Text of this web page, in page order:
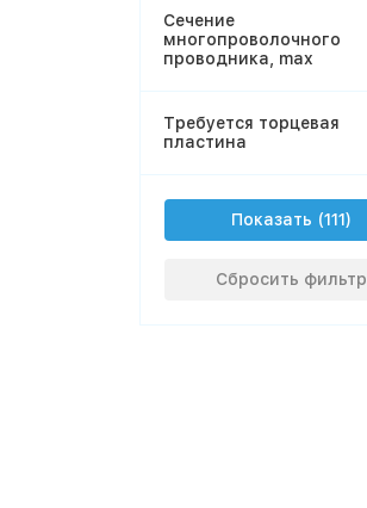
Сечение
многопроволочного
проводника, max
Требуется торцевая
пластина
Показать
Сбросить фильтр